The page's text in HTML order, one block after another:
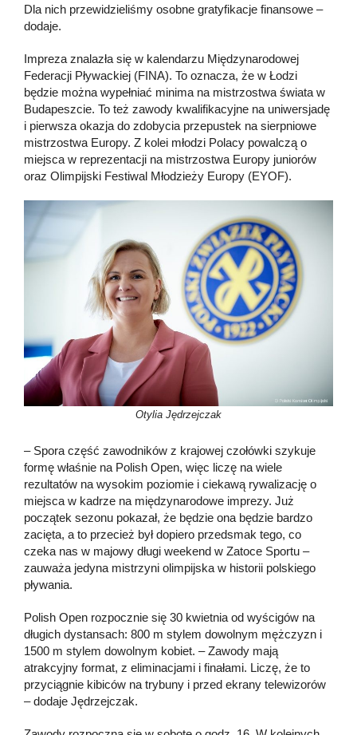
Dla nich przewidzieliśmy osobne gratyfikacje finansowe –
dodaje.
Impreza znalazła się w kalendarzu Międzynarodowej
Federacji Pływackiej (FINA). To oznacza, że w Łodzi
będzie można wypełniać minima na mistrzostwa świata w
Budapeszcie. To też zawody kwalifikacyjne na uniwersjadę
i pierwsza okazja do zdobycia przepustek na sierpniowe
mistrzostwa Europy. Z kolei młodzi Polacy powalczą o
miejsca w reprezentacji na mistrzostwa Europy juniorów
oraz Olimpijski Festiwal Młodzieży Europy (EYOF).
Otylia Jędrzejczak
– Spora część zawodników z krajowej czołówki szykuje
formę właśnie na Polish Open, więc liczę na wiele
rezultatów na wysokim poziomie i ciekawą rywalizację o
miejsca w kadrze na międzynarodowe imprezy. Już
początek sezonu pokazał, że będzie ona będzie bardzo
zacięta, a to przecież był dopiero przedsmak tego, co
czeka nas w majowy długi weekend w Zatoce Sportu –
zauważa jedyna mistrzyni olimpijska w historii polskiego
pływania.
Polish Open rozpocznie się 30 kwietnia od wyścigów na
długich dystansach: 800 m stylem dowolnym mężczyzn i
1500 m stylem dowolnym kobiet. – Zawody mają
atrakcyjny format, z eliminacjami i finałami. Liczę, że to
przyciągnie kibiców na trybuny i przed ekrany telewizorów
– dodaje Jędrzejczak.